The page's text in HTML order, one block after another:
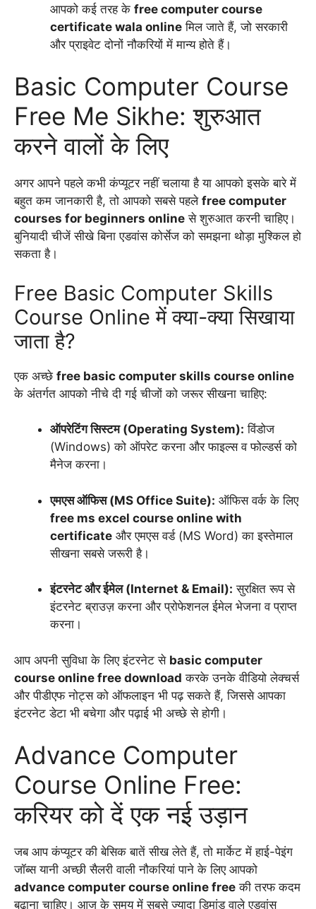
आपको कई तरह के free computer course
certificate wala online मिल जाते हैं, जो सरकारी
और प्राइवेट दोनों नौकरियों में मान्य होते हैं।
Basic Computer Course
Free Me Sikhe: शुरुआत
करने वालों के लिए
अगर आपने पहले कभी कंप्यूटर नहीं चलाया है या आपको इसके बारे में
बहुत कम जानकारी है, तो आपको सबसे पहले free computer
courses for beginners online से शुरुआत करनी चाहिए।
बुनियादी चीजें सीखे बिना एडवांस कोर्सेज को समझना थोड़ा मुश्किल हो
सकता है।
Free Basic Computer Skills
Course Online में क्या-क्या सिखाया
जाता है?
एक अच्छे free basic computer skills course online
के अंतर्गत आपको नीचे दी गई चीजों को जरूर सीखना चाहिए:
ऑपरेटिंग सिस्टम (Operating System): विंडोज
(Windows) को ऑपरेट करना और फाइल्स व फोल्डर्स को
मैनेज करना।
एमएस ऑफिस (MS Office Suite): ऑफिस वर्क के लिए
free ms excel course online with
certificate और एमएस वर्ड (MS Word) का इस्तेमाल
सीखना सबसे जरूरी है।
इंटरनेट और ईमेल (Internet & Email): सुरक्षित रूप से
इंटरनेट ब्राउज़ करना और प्रोफेशनल ईमेल भेजना व प्राप्त
करना।
आप अपनी सुविधा के लिए इंटरनेट से basic computer
course online free download करके उनके वीडियो लेक्चर्स
और पीडीएफ नोट्स को ऑफलाइन भी पढ़ सकते हैं, जिससे आपका
इंटरनेट डेटा भी बचेगा और पढ़ाई भी अच्छे से होगी।
Advance Computer
Course Online Free:
करियर को दें एक नई उड़ान
जब आप कंप्यूटर की बेसिक बातें सीख लेते हैं, तो मार्केट में हाई-पेइंग
जॉब्स यानी अच्छी सैलरी वाली नौकरियां पाने के लिए आपको
advance computer course online free की तरफ कदम
बढ़ाना चाहिए। आज के समय में सबसे ज्यादा डिमांड वाले एडवांस